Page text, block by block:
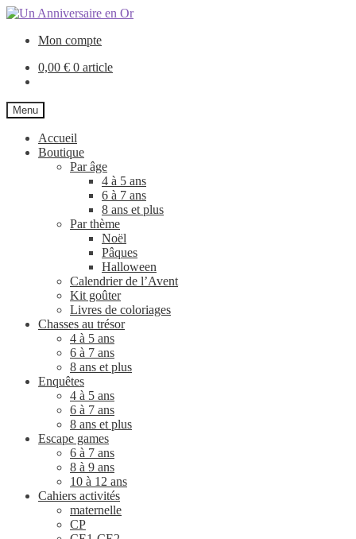
Aller
Aller
contenuMon compte
0,00 € 0 article
Menu
Accueil
Boutique
Par âge
4 à 5 ans
6 à 7 ans
8 ans et plus
Par thème
Noël
Pâques
Halloween
Calendrier de l’Avent
Kit goûter
Livres de coloriages
Chasses au trésor
4 à 5 ans
6 à 7 ans
8 ans et plus
Enquêtes
4 à 5 ans
6 à 7 ans
8 ans et plus
Escape games
6 à 7 ans
8 à 9 ans
10 à 12 ans
Cahiers activités
maternelle
CP